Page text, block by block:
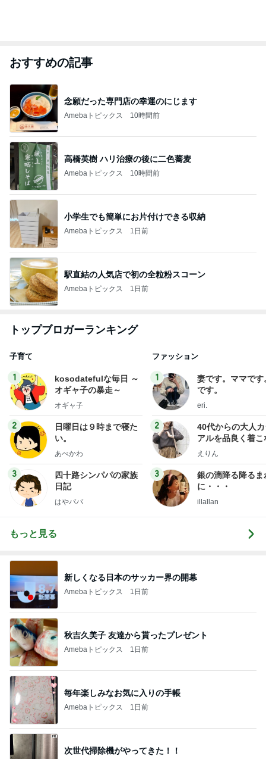
おすすめの記事
念願だった専門店の幸運のにじます
Amebaトピックス 10時間前
高橋英樹 ハリ治療の後に二色蕎麦
Amebaトピックス 10時間前
小学生でも簡単にお片付けできる収納
Amebaトピックス 1日前
駅直結の人気店で初の全粒粉スコーン
Amebaトピックス 1日前
トップブロガーランキング
子育て
1
kosodatefulな毎日 ～
オギャ子の暴走～
オギャ子
2
日曜日は９時まで寝た
い。
あべかわ
3
四十路シンパパの家族
日記
はやパパ
ファッション
1
妻です。ママです
です。
eri.
2
40代からの大人
アルを品良く着こ
ファッションブロ
えりん
3
銀の滴降る降るま
に・・・
illallan
もっと見る
新しくなる日本のサッカー界の開幕
Amebaトピックス 1日前
秋吉久美子 友達から貰ったプレゼント
Amebaトピックス 1日前
毎年楽しみなお気に入りの手帳
Amebaトピックス 1日前
次世代掃除機がやってきた！！